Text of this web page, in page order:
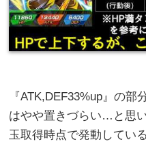
『ATK,DEF33%up』の
はやや置きづらい…と思
玉取得時点で発動してい